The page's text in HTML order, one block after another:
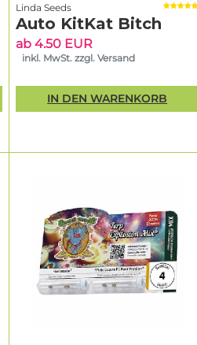
Linda Seeds
Auto KitKat Bitch
ab 4.50 EUR
inkl. MwSt. zzgl. Versand
IN DEN WARENKORB